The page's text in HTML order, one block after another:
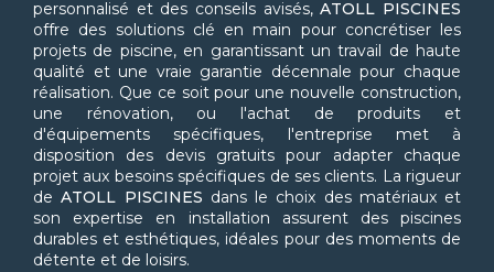
personnalisé et des conseils avisés,ATOLL PISCINES
offre des solutions clé en main pour concrétiser les
projets de piscine, en garantissant un travail de haute
qualité et une vraie garantie décennale pour chaque
réalisation. Que ce soit pour une nouvelle construction,
une rénovation, ou l'achat de produits et
d'équipements spécifiques, l'entreprise met à
disposition des devis gratuits pour adapter chaque
projet aux besoins spécifiques de ses clients. La rigueur
deATOLL PISCINES dans le choix des matériaux et
son expertise en installation assurent des piscines
durables et esthétiques, idéales pour des moments de
détente et de loisirs.